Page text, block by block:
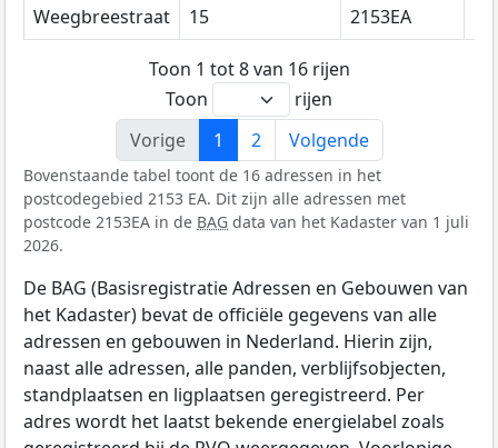
Weegbreestraat
15 2153EA
Toon 1 tot 8 van 16 rijen
Toon
rijen
Vorige
1 2 Volgende
Bovenstaande tabel toont de 16 adressen in het
postcodegebied 2153 EA. Dit zijn alle adressen met
postcode 2153EA in de BAG data van het Kadaster van 1 juli
2026.
De BAG (Basisregistratie Adressen en Gebouwen van
het Kadaster) bevat de officiële gegevens van alle
adressen en gebouwen in Nederland. Hierin zijn,
naast alle adressen, alle panden, verblijfsobjecten,
standplaatsen en ligplaatsen geregistreerd. Per
adres wordt het laatst bekende energielabel zoals